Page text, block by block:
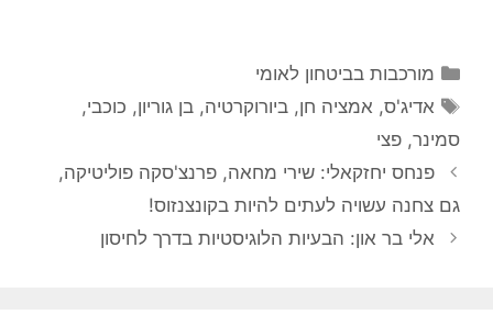
קטגוריות
מורכבות בביטחון לאומי
תגיות
אדיג'ס, אמציה חן,ביורוקרטיה,בן גוריון, כוכבי,
סמינר, פצי
פנחס יחזקאלי: שירי מחאה, פרנצ'סקה פוליטיקה,
גם צחנה עשויה לעתים להיות בקונצנזוס!
אלי בר און: הבעיות הלוגיסטיות בדרך לחיסון